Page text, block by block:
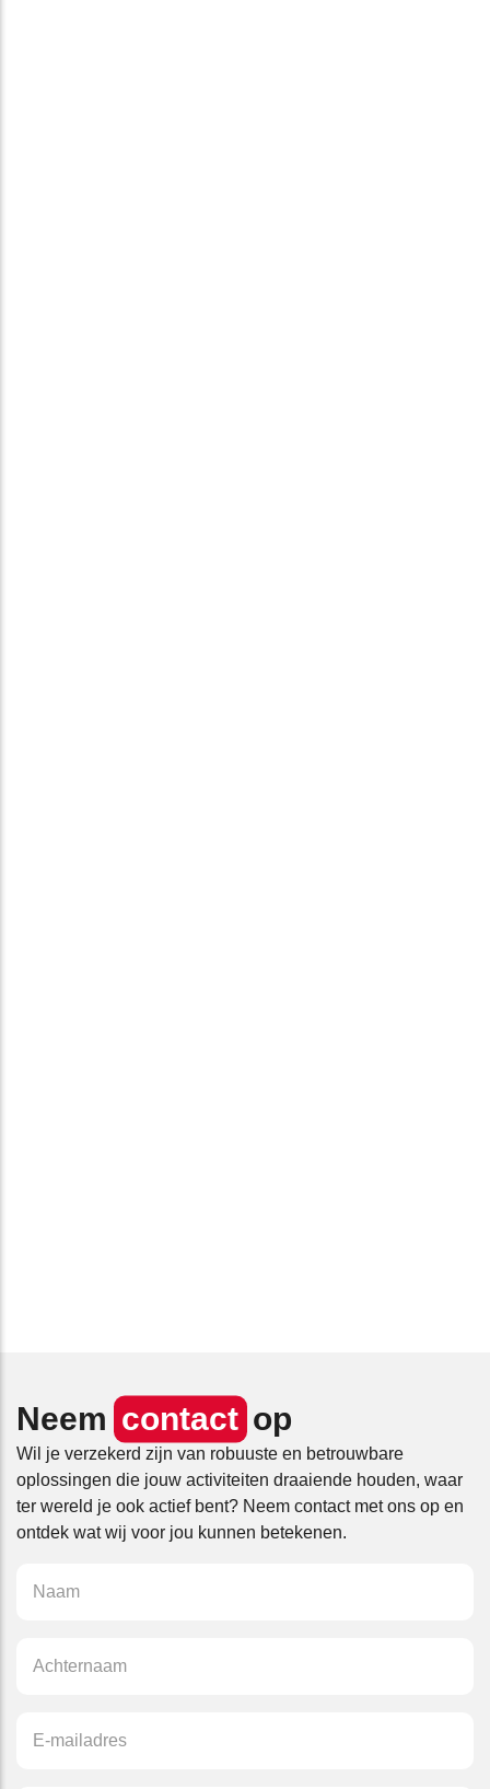
Neem contact op
Wil je verzekerd zijn van robuuste en betrouwbare
oplossingen die jouw activiteiten draaiende houden, waar
ter wereld je ook actief bent? Neem contact met ons op en
ontdek wat wij voor jou kunnen betekenen.